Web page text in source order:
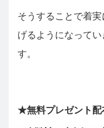
そうすることで着
げるようになってい
す。
★無料プレゼント配